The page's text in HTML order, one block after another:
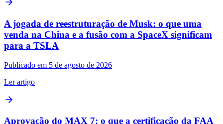
A jogada de reestruturação de Musk: o que uma
venda na China e a fusão com a SpaceX significam
para a TSLA
Publicado em 5 de agosto de 2026
Ler artigo
Aprovação do MAX 7: o que a certificação da FAA